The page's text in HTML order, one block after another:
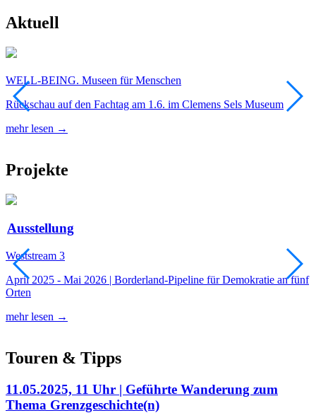
Aktuell
WELL-BEING. Museen für Menschen
Rückschau auf den Fachtag am 1.6. im Clemens Sels Museum
mehr lesen →
Projekte
Ausstellung
Weststream 3
April 2025 - Mai 2026 | Borderland-Pipeline für Demokratie an fünf
Orten
mehr lesen →
Touren & Tipps
11.05.2025, 11 Uhr | Geführte Wanderung zum
Thema Grenzgeschichte(n)